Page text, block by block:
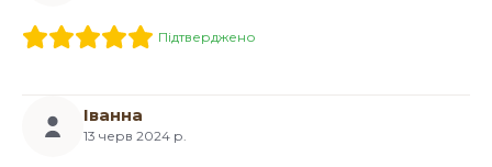
Підтверджено
Іванна
13 черв 2024 р.